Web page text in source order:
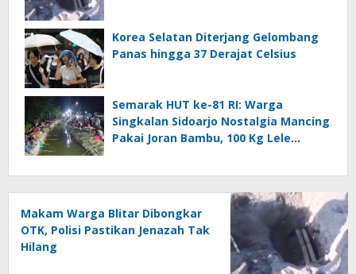
Korea Selatan Diterjang Gelombang
Panas hingga 37 Derajat Celsius
Semarak HUT ke-81 RI: Warga
Singkalan Sidoarjo Nostalgia Mancing
Pakai Joran Bambu, 100 Kg Lele
Makam Warga Blitar Dibongkar
OTK, Polisi Pastikan Jenazah Tak
Hilang